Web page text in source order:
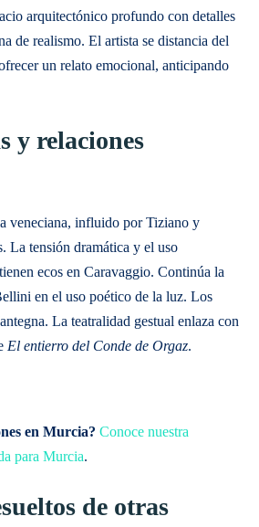
arquitectónico profundo con detalles
de realismo. El artista se distancia del
un relato emocional, anticipando
y relaciones
veneciana, influido por Tiziano y
La tensión dramática y el uso
ecos en Caravaggio. Continúa la
en el uso poético de la luz. Los
La teatralidad gestual enlaza con
El entierro del Conde de Orgaz.
en Murcia? Conoce nuestra
para Murcia.
de otras